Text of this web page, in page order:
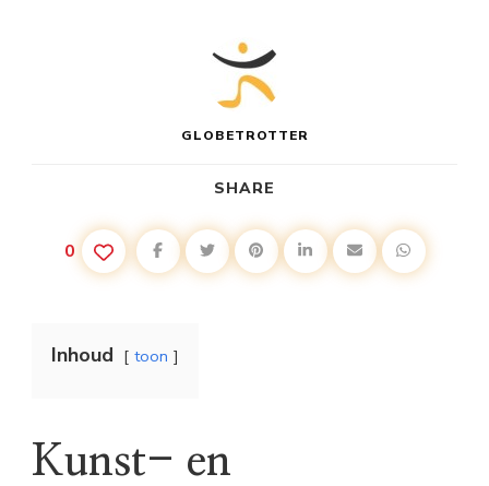
GLOBETROTTER
SHARE
0
Inhoud toon
Kunst- en